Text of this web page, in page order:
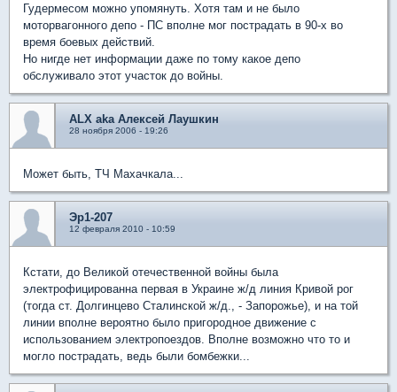
Гудермесом можно упомянуть. Хотя там и не было
моторвагонного депо - ПС вполне мог пострадать в 90-х во
время боевых действий.
Но нигде нет информации даже по тому какое депо
обслуживало этот участок до войны.
ALX aka Алексей Лаушкин
28 ноября 2006 - 19:26
Может быть, ТЧ Махачкала...
Эр1-207
12 февраля 2010 - 10:59
Кстати, до Великой отечественной войны была
электрофицированна первая в Украине ж/д линия Кривой рог
(тогда ст. Долгинцево Сталинской ж/д., - Запорожье), и на той
линии вполне вероятно было пригородное движение с
использованием электропоездов. Вполне возможно что то и
могло пострадать, ведь были бомбежки...